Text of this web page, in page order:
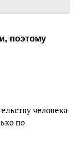
поэтому
человека
по